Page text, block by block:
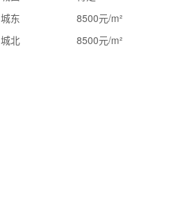
城东
8500元/m²
城北 8500元/m²